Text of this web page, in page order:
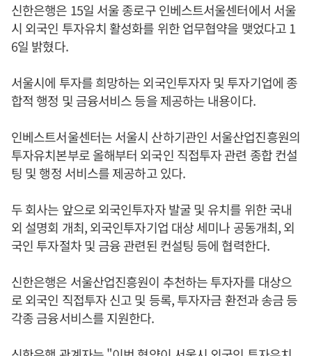
신한은행은 15일 서울 종로구 인베스트서울센터에서 서울
시 외국인 투자유치 활성화를 위한 업무협약을 맺었다고 1
6일 밝혔다.
서울시에 투자를 희망하는 외국인투자자 및 투자기업에 종
합적 행정 및 금융서비스 등을 제공하는 내용이다.
인베스트서울센터는 서울시 산하기관인 서울산업진흥원의
투자유치본부로 올해부터 외국인 직접투자 관련 종합 컨설
팅 및 행정 서비스를 제공하고 있다.
두 회사는 앞으로 외국인투자자 발굴 및 유치를 위한 국내
외 설명회 개최, 외국인투자기업 대상 세미나 공동개최, 외
국인 투자절차 및 금융 관련된 컨설팅 등에 협력한다.
신한은행은 서울산업진흥원이 추천하는 투자자를 대상으
로 외국인 직접투자 신고 및 등록, 투자자금 환전과 송금 등
각종 금융서비스를 지원한다.